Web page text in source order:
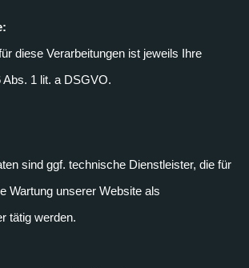
diese Verarbeitungen ist jeweils Ihre
Abs. 1 lit. a DSGVO.
sind ggf. technische Dienstleister, die für
Wartung unserer Website als
tätig werden.